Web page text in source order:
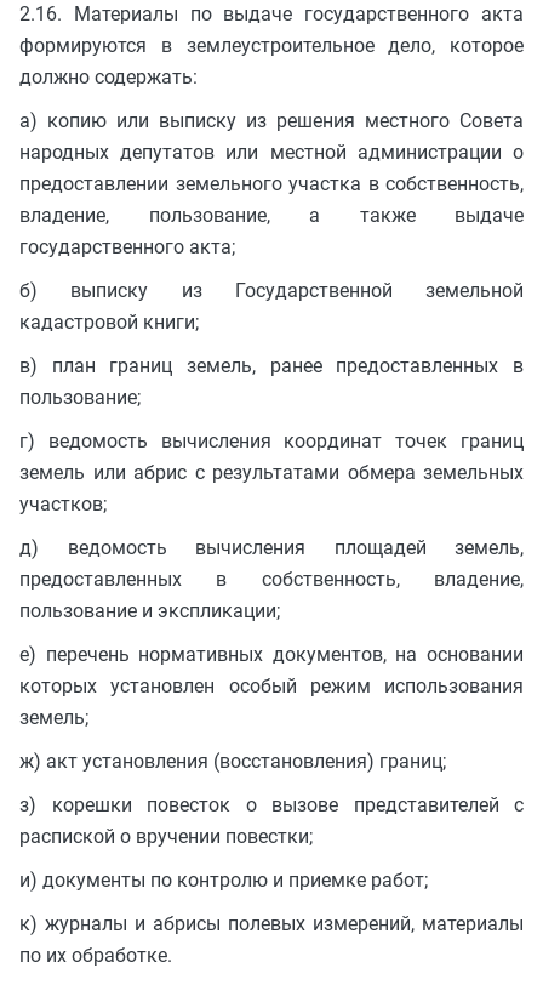
2.16. Материалы по выдаче государственного акта
формируются в землеустроительное дело, которое
должно содержать:
а) копию или выписку из решения местного Совета
народных депутатов или местной администрации о
предоставлении земельного участка в собственность,
владение, пользование, а также выдаче
государственного акта;
б) выписку из Государственной земельной
кадастровой книги;
в) план границ земель, ранее предоставленных в
пользование;
г) ведомость вычисления координат точек границ
земель или абрис с результатами обмера земельных
участков;
д) ведомость вычисления площадей земель,
предоставленных в собственность, владение,
пользование и экспликации;
е) перечень нормативных документов, на основании
которых установлен особый режим использования
земель;
ж) акт установления (восстановления) границ;
з) корешки повесток о вызове представителей с
распиской о вручении повестки;
и) документы по контролю и приемке работ;
к) журналы и абрисы полевых измерений, материалы
по их обработке.